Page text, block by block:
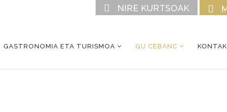
NIRE KURTSOAK
GASTRONOMIA ETA TURISMOA GU CEBANC